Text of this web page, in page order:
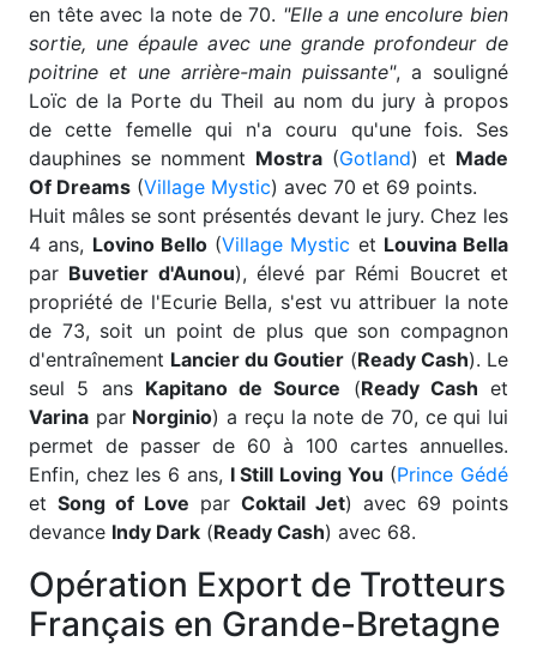
en tête avec la note de 70. "Elle a une encolure bien
sortie, une épaule avec une grande profondeur de
poitrine et une arrière-main puissante", a souligné
Loïc de la Porte du Theil au nom du jury à propos
de cette femelle qui n'a couru qu'une fois. Ses
dauphines se nomment Mostra (Gotland) et Made
Of Dreams (Village Mystic) avec 70 et 69 points.
Huit mâles se sont présentés devant le jury. Chez les
4 ans, Lovino Bello(Village Mystic et Louvina Bella
par Buvetier d'Aunou), élevé par Rémi Boucret et
propriété de l'Ecurie Bella, s'est vu attribuer la note
de 73, soit un point de plus que son compagnon
d'entraînement Lancier du Goutier (Ready Cash). Le
seul 5 ans Kapitano de Source (Ready Cash et
Varina par Norginio) a reçu la note de 70, ce qui lui
permet de passer de 60 à 100 cartes annuelles.
Enfin, chez les 6 ans, I Still Loving You (Prince Gédé
et Song of Love par Coktail Jet) avec 69 points
devance Indy Dark (Ready Cash) avec 68.
Opération Export de Trotteurs
Français en Grande-Bretagne